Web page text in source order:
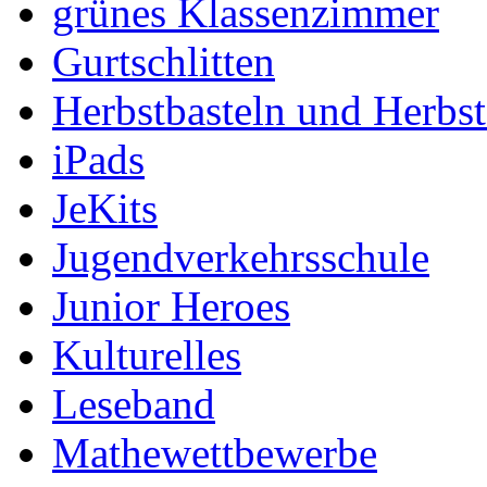
grünes Klassenzimmer
Gurtschlitten
Herbstbasteln und
iPads
JeKits
Jugendverkehrsschule
Junior Heroes
Kulturelles
Leseband
Mathewettbewerbe